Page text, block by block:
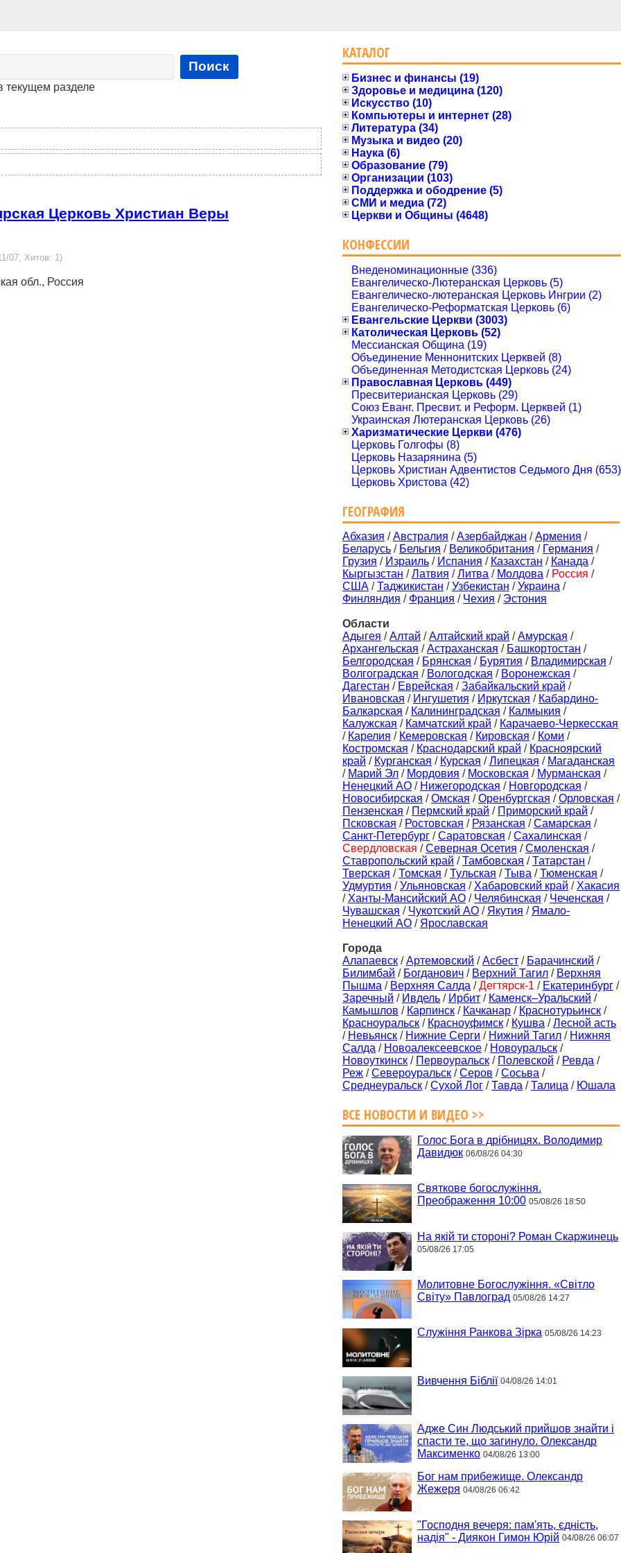
Поиск
текущем разделе
Церковь Христиан Веры
07, Хитов: 1)
обл., Россия
КАТАЛОГ
Бизнес и финансы (19)
Здоровье и медицина (120)
Искусство (10)
Компьютеры и интернет (28)
Литература (34)
Музыка и видео (20)
Наука (6)
Образование (79)
Организации (103)
Поддержка и ободрение (5)
СМИ и медиа (72)
Церкви и Общины (4648)
КОНФЕССИИ
Внеденоминационные (336)
Евангелическо-Лютеранская Церковь (5)
Евангелическо-лютеранская Церковь Ингрии (2)
Евангелическо-Реформатская Церковь (6)
Евангельские Церкви (3003)
Католическая Церковь (52)
Мессианская Община (19)
Объединение Меннонитских Церквей (8)
Объединенная Методистская Церковь (24)
Православная Церковь (449)
Пресвитерианская Церковь (29)
Союз Еванг. Пресвит. и Реформ. Церквей (1)
Украинская Лютеранская Церковь (26)
Харизматические Церкви (476)
Церковь Голгофы (8)
Церковь Назарянина (5)
Церковь Христиан Адвентистов Седьмого Дня (653)
Церковь Христова (42)
ГЕОГРАФИЯ
Абхазия /Австралия /Азербайджан /Армения /
Беларусь / Бельгия / Великобритания / Германия /
Грузия / Израиль / Испания / Казахстан / Канада /
Кыргызстан /Латвия /Литва / Молдова / Россия /
США /Таджикистан /Узбекистан /Украина /
Финляндия / Франция / Чехия / Эстония
Области
Адыгея /Алтай /Алтайский край /Амурская /
Архангельская /Астраханская / Башкортостан /
Белгородская / Брянская / Бурятия / Владимирская /
Волгоградская / Вологодская / Воронежская /
Дагестан / Еврейская /Забайкальский край /
Ивановская / Ингушетия / Иркутская / Кабардино-
Балкарская / Калининградская / Калмыкия /
Калужская / Камчатский край / Карачаево-Черкесская
/ Карелия / Кемеровская / Кировская / Коми /
Костромская / Краснодарский край / Красноярский
край / Курганская / Курская /Липецкая / Магаданская
/ Марий Эл / Мордовия / Московская / Мурманская /
Ненецкий АО / Нижегородская / Новгородская /
Новосибирская /Омская /Оренбургская /Орловская /
Пензенская / Пермский край / Приморский край /
Псковская / Ростовская / Рязанская /Самарская /
Санкт-Петербург /Саратовская /Сахалинская /
Свердловская /Северная Осетия /Смоленская /
Ставропольский край /Тамбовская /Татарстан /
Тверская /Томская /Тульская /Тыва /Тюменская /
Удмуртия /Ульяновская / Хабаровский край / Хакасия
/ Ханты-Мансийский АО / Челябинская / Чеченская /
Чувашская / Чукотский АО / Якутия / Ямало-
Ненецкий АО / Ярославская
Города
Алапаевск /Артемовский /Асбест / Барачинский /
Билимбай / Богданович / Верхний Тагил / Верхняя
Пышма / Верхняя Салда /Дегтярск-1 / Екатеринбург /
Заречный / Ивдель / Ирбит / Каменск–Уральский /
Камышлов / Карпинск / Качканар / Краснотурьинск /
Красноуральск / Красноуфимск / Кушва /Лесной асть
/ Невьянск / Нижние Серги / Нижний Тагил / Нижняя
Салда / Новоалексеевское / Новоуральск /
Новоуткинск / Первоуральск / Полевской / Ревда /
Реж /Североуральск /Серов /Сосьва /
Среднеуральск /Сухой Лог /Тавда /Талица / Юшала
ВСЕ НОВОСТИ И ВИДЕО >>
Голос Бога в дрібницях. Володимир
Давидюк 06/08/26 04:30
Святкове богослужіння.
Преображення 10:00 05/08/26 18:50
На якій ти стороні? Роман Скаржинець
05/08/26 17:05
Молитовне Богослужіння. «Світло
Світу» Павлоград 05/08/26 14:27
Служіння Ранкова Зірка 05/08/26 14:23
Вивчення Біблії 04/08/26 14:01
Адже Син Людський прийшов знайти і
спасти те, що загинуло. Олександр
Максименко 04/08/26 13:00
Бог нам прибежище. Олександр
Жежеря 04/08/26 06:42
"Господня вечеря: пам'ять, єдність,
надія" - Диякон Гимон Юрій 04/08/26 06:07